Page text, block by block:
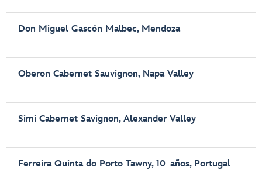
Don Miguel Gascón Malbec, Mendoza
Oberon Cabernet Sauvignon, Napa Valley
Simi Cabernet Savignon, Alexander Valley
Ferreira Quinta do Porto Tawny, 10 años, Portugal